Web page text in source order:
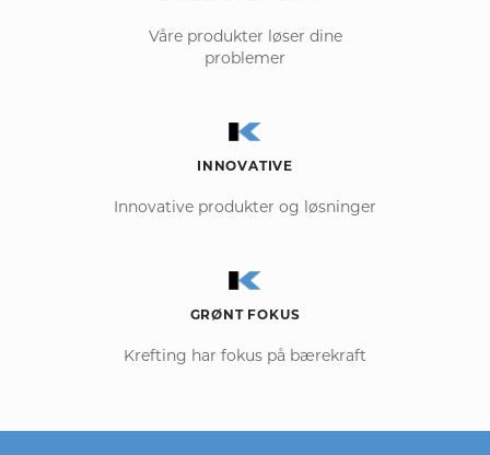
Våre produkter løser dine
problemer
INNOVATIVE
Innovative produkter og løsninger
GRØNT FOKUS
Krefting har fokus på bærekraft